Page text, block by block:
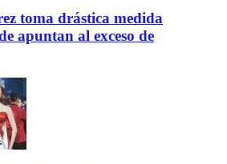
toma drástica medida
apuntan al exceso de